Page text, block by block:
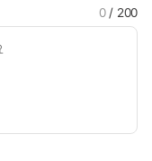
0/ 200